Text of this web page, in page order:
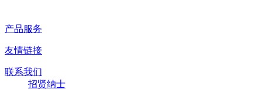
产品服务
友情链接
联系我们
招贤纳士